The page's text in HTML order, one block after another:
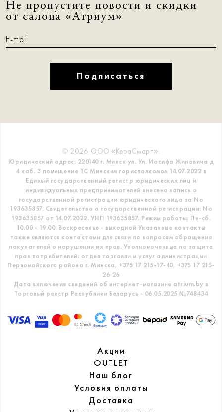
Не пропустите новости и скидки
от салона «Атриум»
Подписаться
© 2026 ООО «КераСмарт».
Юридический адрес: 220140 г. Минск ул. Ул. Иосифа Жиновича д
4 каб. 3 помещение ТС Минским горисполкомом 14.07.2022 в
Единый государственный регистр юридических лиц и
индивидуальных предпринимателей внесена запись о
государственной регистрации юридического лица за No
193635857. Свидетельство о государственной регистрации: No
193635857 от 14.07.2022. УНП 193635857. Режим работы: Пн-сб.
10.00 - 19.00. Воскресенье - выходной Указанные контакты
также являются контактами для связи по вопросам обращения
покупателей о нарушении их прав. Уполномоченные по защите
прав потребителей: отдел торговли и услуг администрации
Первомайского района г. Минска, +375 17 215-17-40, +375 17 215-
26-26
Дата включения сведений об интернет-магазине atrium.by в
Торговый реестр Республики Беларусь - 06.05.2025 №748434
Акции
OUTLET
Наш блог
Условия оплаты
Доставка